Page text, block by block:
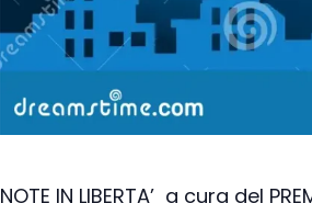
NOTE IN LIBERTA’ a cura del